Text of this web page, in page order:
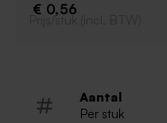
€ 0,56
Prijs/stuk (incl. BTW)
Aantal
Per stuk